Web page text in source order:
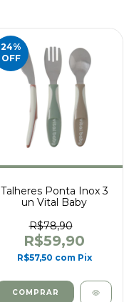
24%
OFF
Talheres Ponta Inox 3
un Vital Baby
R$78,90
R$59,90
R$57,50 com Pix